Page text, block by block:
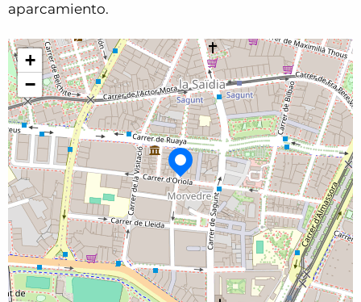
aparcamiento.
+
−